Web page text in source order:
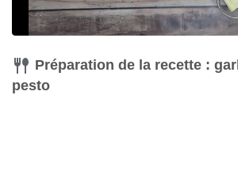
Préparation de la recette :
pesto